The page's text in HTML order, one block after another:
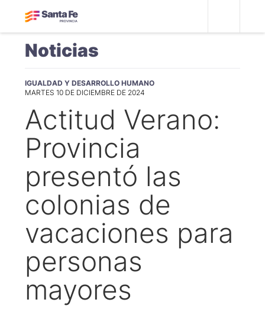
Noticias
IGUALDAD Y DESARROLLO HUMANO
MARTES 10 DE DICIEMBRE DE 2024
Actitud Verano:
Provincia
presentó las
colonias de
vacaciones para
personas
mayores